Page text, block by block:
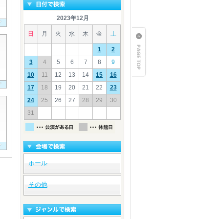
2023年12月
日 月 火 水 木 金 土
1
2
3
4 5 6 7 8
9
10
11 12 13 14 15
16
17
18 19 20 21 22
23
24
25 26 27 28 29
30
31
ホール
その他